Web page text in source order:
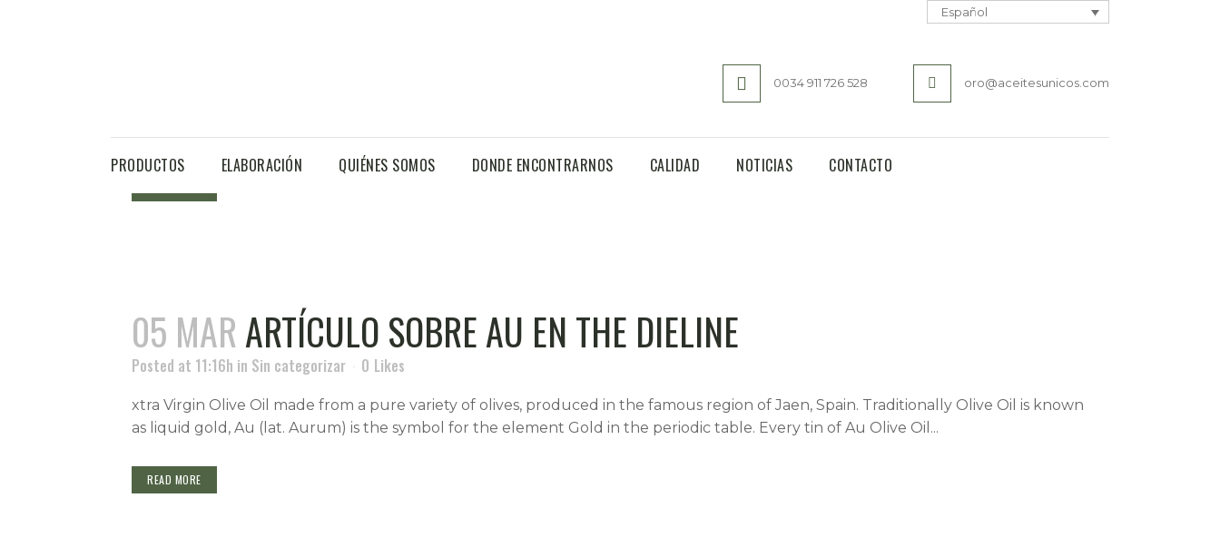
Español
0034 911 726 528 oro@aceitesunicos.com
PRODUCTOS ELABORACIÓN QUIÉNES SOMOS DONDE ENCONTRARNOS CALIDAD NOTICIAS CONTACTO
dedicada en los últimos 200 años al cultivo de los olivos. Lo produce y envasa bajo el nombre de Aceites Únicos, de...
05 MARARTÍCULO SOBRE AU EN THE DIELINE
Posted at 11:16h in Sin categorizar 0 Likes
xtra Virgin Olive Oil made from a pure variety of olives, produced in the famous region of Jaen, Spain. Traditionally Olive Oil is known
as liquid gold, Au (lat. Aurum) is the symbol for the element Gold in the periodic table. Every tin of Au Olive Oil...
READ MORE